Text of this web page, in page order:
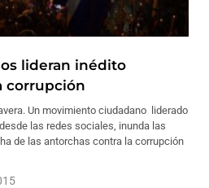
lideran inédito
corrupción
Un movimiento ciudadano liderado
las redes sociales, inunda las
de las antorchas contra la corrupción